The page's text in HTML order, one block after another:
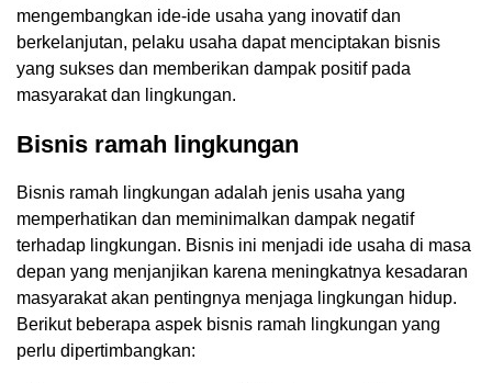
mengembangkan ide-ide usaha yang inovatif dan
berkelanjutan, pelaku usaha dapat menciptakan bisnis
yang sukses dan memberikan dampak positif pada
masyarakat dan lingkungan.
Bisnis ramah lingkungan
Bisnis ramah lingkungan adalah jenis usaha yang
memperhatikan dan meminimalkan dampak negatif
terhadap lingkungan. Bisnis ini menjadi ide usaha di masa
depan yang menjanjikan karena meningkatnya kesadaran
masyarakat akan pentingnya menjaga lingkungan hidup.
Berikut beberapa aspek bisnis ramah lingkungan yang
perlu dipertimbangkan: